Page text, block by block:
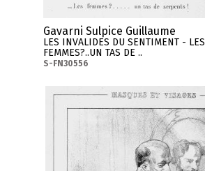
Gavarni Sulpice Guillaume
LES INVALIDES DU SENTIMENT - LES
FEMMES?..UN TAS DE ..
S-FN30556